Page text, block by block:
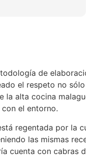
de
el respeto no
la alta cocina
el entorno.
regentada por la
las mismas
cuenta con cabras